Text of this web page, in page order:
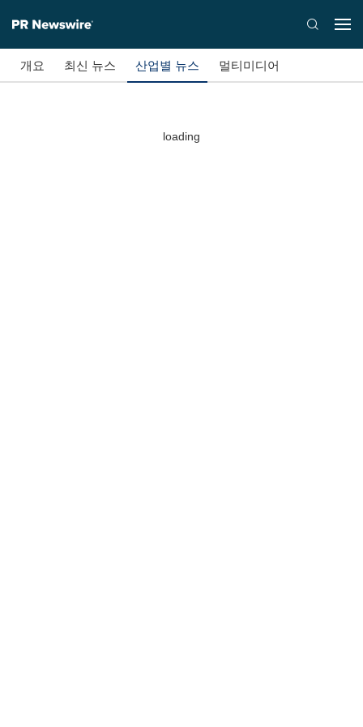
개요 최신 뉴스 산업별 뉴스 멀티미디어
loading